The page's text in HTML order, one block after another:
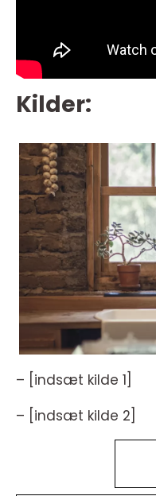
Kilder:
– [indsæt kilde 1]
– [indsæt kilde 2]